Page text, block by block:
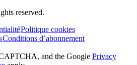
reserved.
Politique cookies
Conditions d’abonnement
and the Google Privacy